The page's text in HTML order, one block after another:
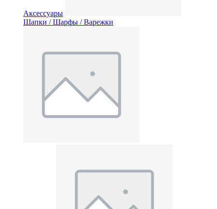
Аксессуары
Шапки / Шарфы / Варежки